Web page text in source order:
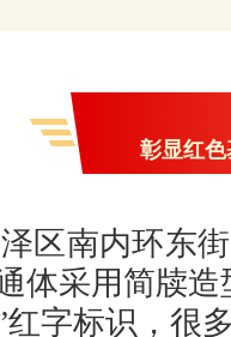
彰显红
区南内环东
体采用简牍
红字标识，很